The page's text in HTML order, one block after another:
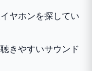
ヤホンを探してい
きやすいサウンド